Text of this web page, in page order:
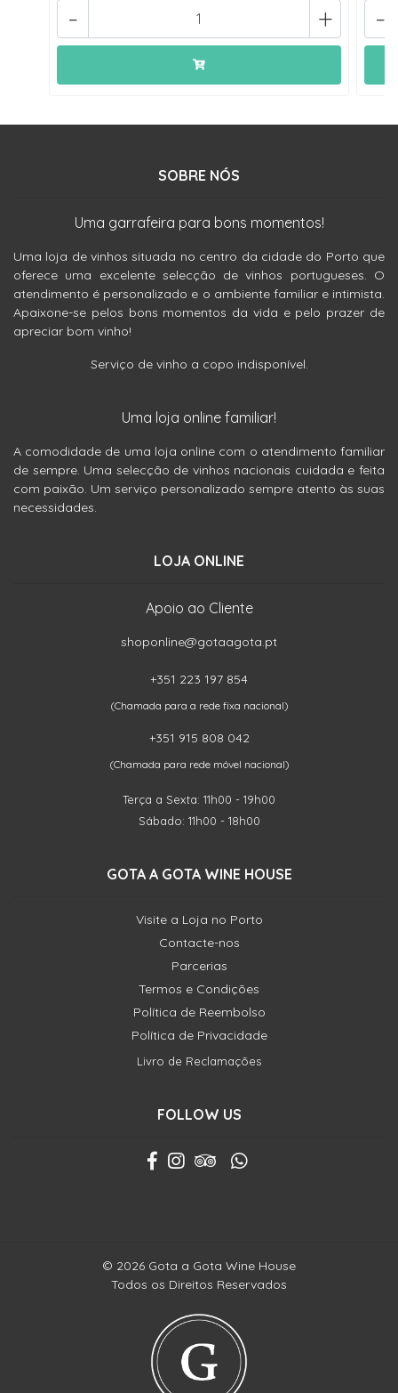
+
- -
SOBRE NÓS
Uma garrafeira para bons momentos!
Uma loja de vinhos situada no centro da cidade do Porto que
oferece uma excelente selecção de vinhos portugueses. O
atendimento é personalizado e o ambiente familiar e intimista.
Apaixone-se pelos bons momentos da vida e pelo prazer de
apreciar bom vinho!
Serviço de vinho a copo indisponível.
Uma loja online familiar!
A comodidade de uma loja online com o atendimento familiar
de sempre. Uma selecção de vinhos nacionais cuidada e feita
com paixão. Um serviço personalizado sempre atento às suas
necessidades.
LOJA ONLINE
Apoio ao Cliente
shoponline@gotaagota.pt
+351 223 197 854
(Chamada para a rede fixa nacional)
+351 915 808 042
(Chamada para rede móvel nacional)
Terça a Sexta: 11h00 - 19h00
Sábado: 11h00 - 18h00
GOTA A GOTA WINE HOUSE
Visite a Loja no Porto
Contacte-nos
Parcerias
Termos e Condições
Política de Reembolso
Política de Privacidade
Livro de Reclamações
FOLLOW US
© 2026 Gota a Gota Wine House
Todos os Direitos Reservados